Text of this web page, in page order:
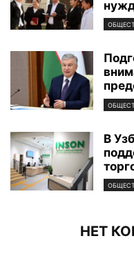
В
НЕТ